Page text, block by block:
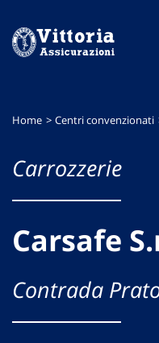
menu
contenuto
footer
Home Centri convenzionati
Carrozzerie
Carsafe
Contrada